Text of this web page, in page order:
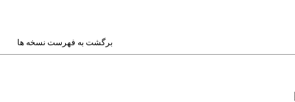
برگشت به فهرست نسخه ها